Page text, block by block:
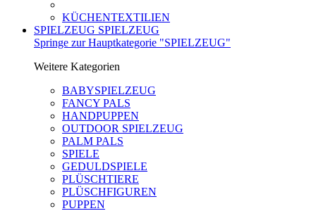
KÜCHENTEXTILIEN
SPIELZEUG SPIELZEUG
Springe zur Hauptkategorie "SPIELZEUG"
Weitere Kategorien
BABYSPIELZEUG
FANCY PALS
HANDPUPPEN
OUTDOOR SPIELZEUG
PALM PALS
SPIELE
GEDULDSPIELE
PLÜSCHTIERE
PLÜSCHFIGUREN
PUPPEN